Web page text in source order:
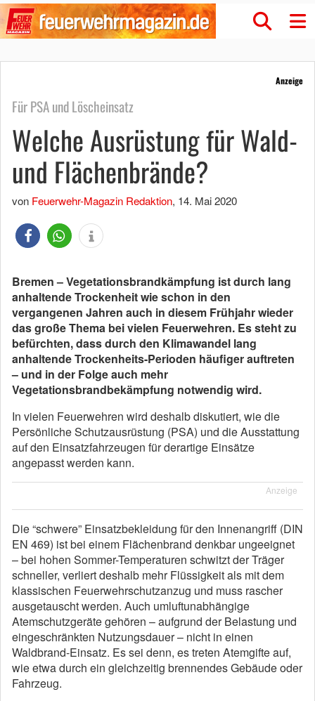
Anzeige
Für PSA und Löscheinsatz
Welche Ausrüstung für Wald-
und Flächenbrände?
von Feuerwehr-Magazin Redaktion, 14. Mai 2020
Bremen – Vegetationsbrandkämpfung ist durch lang
anhaltende Trockenheit wie schon in den
vergangenen Jahren auch in diesem Frühjahr wieder
das große Thema bei vielen Feuerwehren. Es steht zu
befürchten, dass durch den Klimawandel lang
anhaltende Trockenheits-Perioden häufiger auftreten
– und in der Folge auch mehr
Vegetationsbrandbekämpfung notwendig wird.
In vielen Feuerwehren wird deshalb diskutiert, wie die
Persönliche Schutzausrüstung (PSA) und die Ausstattung
auf den Einsatzfahrzeugen für derartige Einsätze
angepasst werden kann.
Anzeige
Die “schwere” Einsatzbekleidung für den Innenangriff (DIN
EN 469) ist bei einem Flächenbrand denkbar ungeeignet
– bei hohen Sommer-Temperaturen schwitzt der Träger
schneller, verliert deshalb mehr Flüssigkeit als mit dem
klassischen Feuerwehrschutzanzug und muss rascher
ausgetauscht werden. Auch umluftunabhängige
Atemschutzgeräte gehören – aufgrund der Belastung und
eingeschränkten Nutzungsdauer – nicht in einen
Waldbrand-Einsatz. Es sei denn, es treten Atemgifte auf,
wie etwa durch ein gleichzeitig brennendes Gebäude oder
Fahrzeug.